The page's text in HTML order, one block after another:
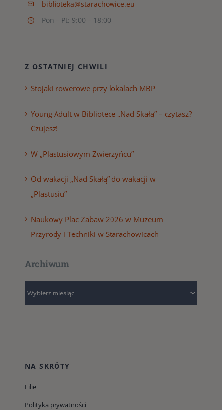
biblioteka@starachowice.eu
Pon – Pt: 9:00 – 18:00
Z OSTATNIEJ CHWILI
Stojaki rowerowe przy lokalach MBP
Young Adult w Bibliotece „Nad Skałą” – czytasz?
Czujesz!
W „Plastusiowym Zwierzyńcu”
Od wakacji „Nad Skałą” do wakacji w
„Plastusiu”
Naukowy Plac Zabaw 2026 w Muzeum
Przyrody i Techniki w Starachowicach
Archiwum
NA SKRÓTY
Filie
Polityka prywatności